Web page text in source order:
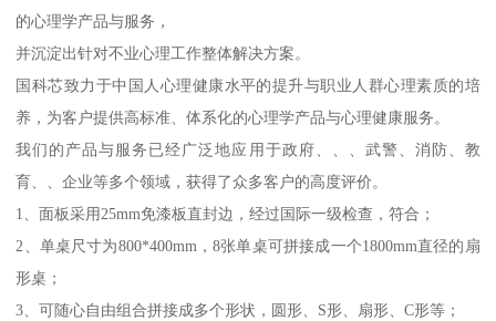
的心理学产品与服务，
并沉淀出针对不业心理工作整体解决方案。
国科芯致力于中国人心理健康水平的提升与职业人群心理素质的培
养，为客户提供高标准、体系化的心理学产品与心理健康服务。
我们的产品与服务已经广泛地应用于政府、、、武警、消防、教
育、、企业等多个领域，获得了众多客户的高度评价。
1、面板采用25mm免漆板直封边，经过国际一级检查，符合；
2、单桌尺寸为800*400mm，8张单桌可拼接成一个1800mm直径的扇
形桌；
3、可随心自由组合拼接成多个形状，圆形、S形、扇形、C形等；